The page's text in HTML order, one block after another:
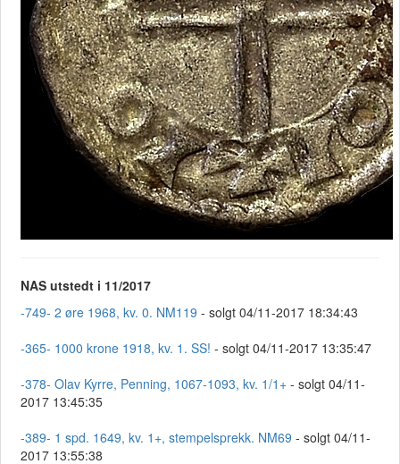
NAS utstedt i 11/2017
-749- 2 øre 1968, kv. 0. NM119 - solgt 04/11-2017 18:34:43
-365- 1000 krone 1918, kv. 1. SS! - solgt 04/11-2017 13:35:47
-378- Olav Kyrre, Penning, 1067-1093, kv. 1/1+ - solgt 04/11-
2017 13:45:35
-389- 1 spd. 1649, kv. 1+, stempelsprekk. NM69 - solgt 04/11-
2017 13:55:38